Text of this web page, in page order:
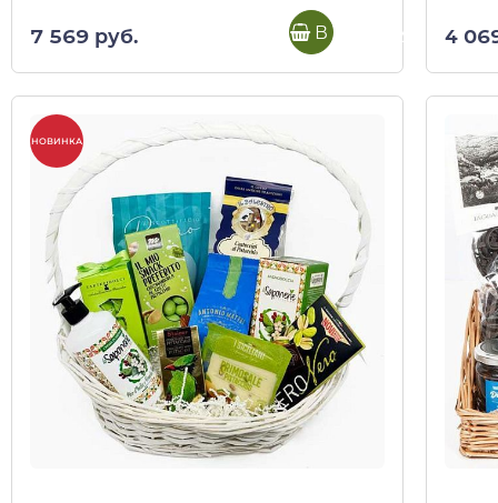
7 569 руб. В корзину 4
НОВИНКА